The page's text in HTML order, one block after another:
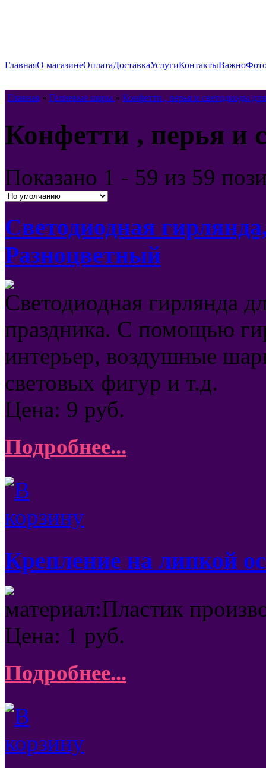
ГлавнаяО магазинеОплатаДоставкаУслугиКонтактыВажно
Главная » Гелиевые шары » Конфетти , перья и светодиоды
Конфетти , перья и
Показано 1 - 59 из 59
Светодиодная
Разноцветный
Светодиодная гирлянда
праздника. С помощью
интерьер, воздушные
световых фигур и т.д.
Цена: 9 руб.
Подробнее...
Крепление на липкой
материал:Пластик
Цена: 1 руб.
Подробнее...